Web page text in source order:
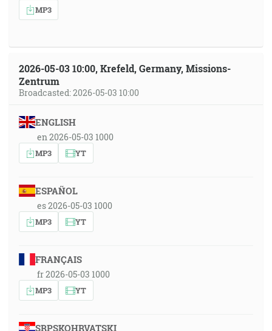
MP3
2026-05-03 10:00, Krefeld, Germany, Missions-
Zentrum
Broadcasted: 2026-05-03 10:00
ENGLISH
en 2026-05-03 1000
MP3 YT
ESPAÑOL
es 2026-05-03 1000
MP3 YT
FRANÇAIS
fr 2026-05-03 1000
MP3 YT
SRPSKOHRVATSKI